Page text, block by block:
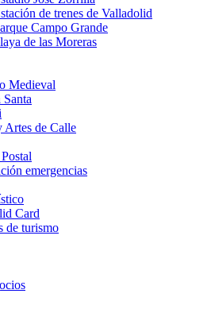
de trenes de Valladolid
Campo Grande
de las Moreras
Medieval
Santa
Artes de Calle
emergencias
Card
de turismo